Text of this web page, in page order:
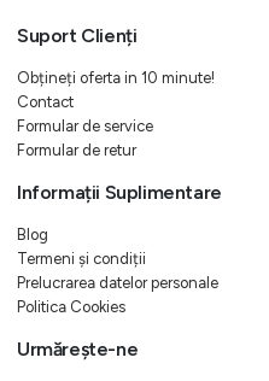
Suport Clienți
Obțineți oferta in 10 minute!
Contact
Formular de service
Formular de retur
Informații Suplimentare
Blog
Termeni și condiții
Prelucrarea datelor personale
Politica Cookies
Urmărește-ne